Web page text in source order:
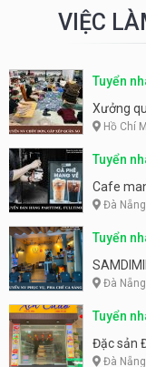
VIỆC
Tuyển
Xưởng
Hồ Chí
Tuyển
Cafe
Đà Nẵng
Tuyển
Đà Nẵng
Tuyển
Nẵng
Đặc sản
Đà Nẵng